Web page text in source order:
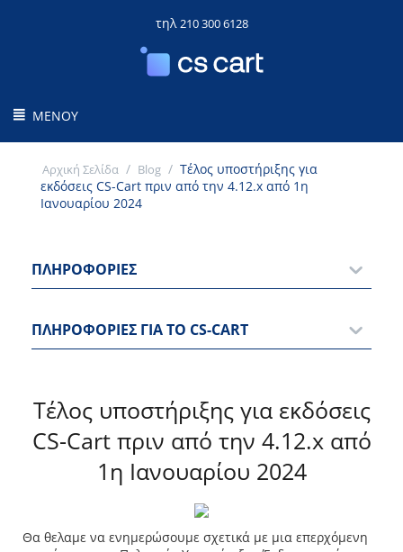
τηλ210 300 6128
ΜΕΝΟΎ
Αρχική Σελίδα / Blog / Τέλος υποστήριξης για
εκδόσεις CS-Cart πριν από την 4.12.x από 1η
Ιανουαρίου 2024
ΠΛΗΡΟΦΟΡΊΕΣ
ΠΛΗΡΟΦΟΡΊΕΣ ΓΙΑ ΤΟ CS-CART
Τέλος υποστήριξης για εκδόσεις
CS-Cart πριν από την 4.12.x από
1η Ιανουαρίου 2024
Θα θελαμε να ενημερώσουμε σχετικά με μια επερχόμενη